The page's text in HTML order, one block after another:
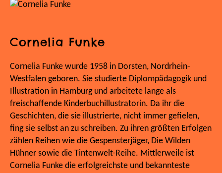
Cornelia Funke
Cornelia Funke wurde 1958 in Dorsten, Nordrhein-
Westfalen geboren. Sie studierte Diplompädagogik und
Illustration in Hamburg und arbeitete lange als
freischaffende Kinderbuchillustratorin. Da ihr die
Geschichten, die sie illustrierte, nicht immer gefielen,
fing sie selbst an zu schreiben. Zu ihren größten Erfolgen
zählen Reihen wie die Gespensterjäger, Die Wilden
Hühner sowie die Tintenwelt-Reihe. Mittlerweile ist
Cornelia Funke die erfolgreichste und bekannteste